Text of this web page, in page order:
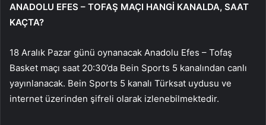
ANADOLU EFES – TOFAŞ MAÇI HANGİ KANALDA, SAAT
KAÇTA?
18 Aralık Pazar günü oynanacak Anadolu Efes – Tofaş
Basket maçı saat 20:30’da Bein Sports 5 kanalından canlı
yayınlanacak. Bein Sports 5 kanalı Türksat uydusu ve
internet üzerinden şifreli olarak izlenebilmektedir.